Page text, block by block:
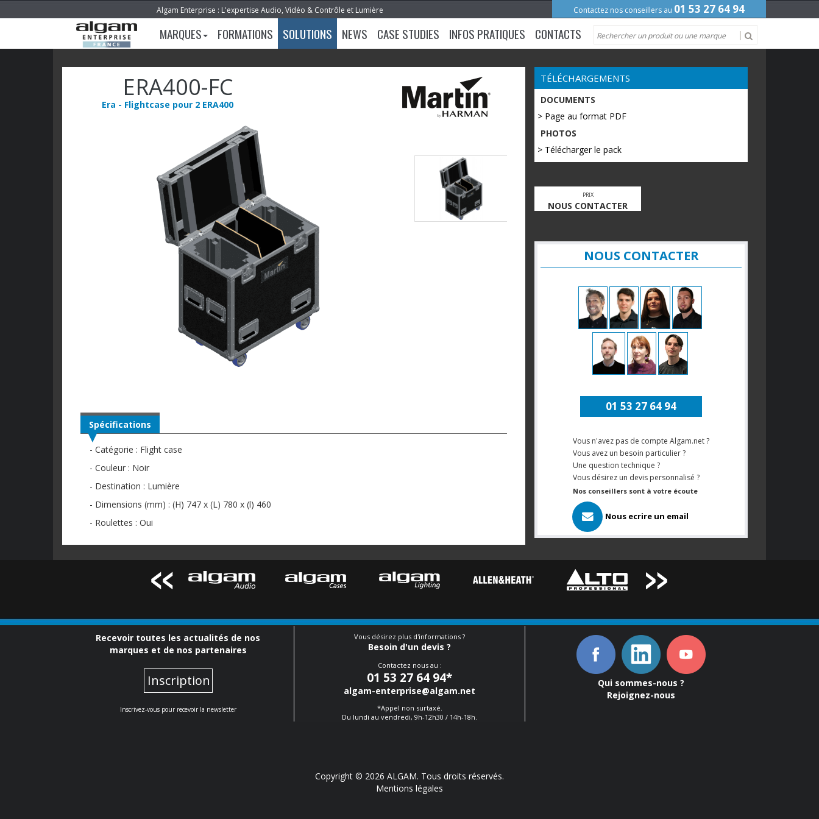
Algam Enterprise : L'expertise Audio, Vidéo & Contrôle et Lumière Contactez nos conseillers au 01 53 27 64 94
MARQUES FORMATIONS SOLUTIONS NEWS CASE STUDIES INFOS PRATIQUES CONTACTS
ERA400-FC
Era - Flightcase pour 2 ERA400
Spécifications
- Catégorie : Flight case
- Couleur : Noir
- Destination : Lumière
- Dimensions (mm) : (H) 747 x (L) 780 x (l) 460
- Roulettes : Oui
TÉLÉCHARGEMENTS
DOCUMENTS
> Page au format PDF
PHOTOS
> Télécharger le pack
PRIX
NOUS CONTACTER
NOUS CONTACTER
01 53 27 64 94
Vous n'avez pas de compte Algam.net ?
Vous avez un besoin particulier ?
Une question technique ?
Vous désirez un devis personnalisé ?
Nos conseillers sont à votre écoute
Nous ecrire un email
Recevoir toutes les actualités de nos
marques et de nos partenaires
Inscription
Inscrivez-vous pour recevoir la newsletter
Vous désirez plus d'informations ?
Besoin d'un devis ?
Contactez nous au :
01 53 27 64 94*
algam-enterprise@algam.net
*Appel non surtaxé.
Du lundi au vendredi, 9h-12h30 / 14h-18h.
Qui sommes-nous ?
Rejoignez-nous
Copyright © 2026 ALGAM. Tous droits réservés.
Mentions légales